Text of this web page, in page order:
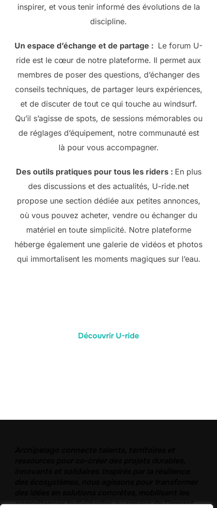
inspirer, et vous tenir informé des évolutions de la
discipline.
Un espace d’échange et de partage : Le forum U-
ride est le cœur de notre plateforme. Il permet aux
membres de poser des questions, d’échanger des
conseils techniques, de partager leurs expériences,
et de discuter de tout ce qui touche au windsurf.
Qu’il s’agisse de spots, de sessions mémorables ou
de réglages d’équipement, notre communauté est
là pour vous accompagner.
Des outils pratiques pour tous les riders : En plus
des discussions et des actualités, U-ride.net
propose une section dédiée aux petites annonces,
où vous pouvez acheter, vendre ou échanger du
matériel en toute simplicité. Notre plateforme
héberge également une galerie de vidéos et photos
qui immortalisent les moments magiques sur l’eau.
Découvrir U-ride
compétences individuelles au service de l’impact